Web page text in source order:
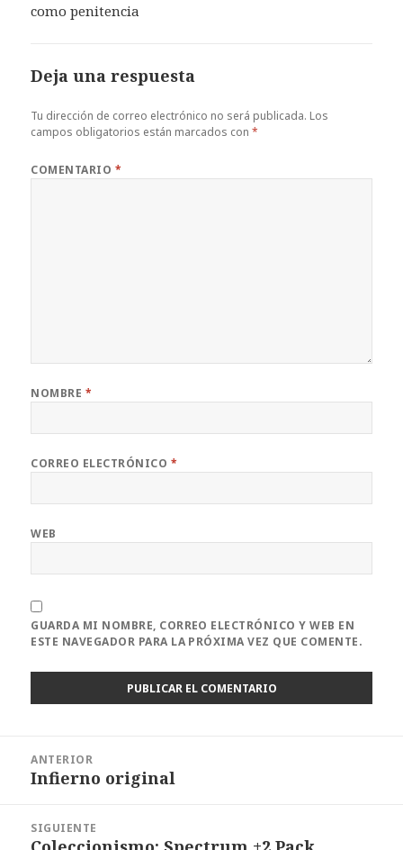
como penitencia
Deja una respuesta
Tu dirección de correo electrónico no será publicada. Los
campos obligatorios están marcados con*
COMENTARIO *
NOMBRE *
CORREO ELECTRÓNICO *
WEB
GUARDA MI NOMBRE, CORREO ELECTRÓNICO Y WEB EN
ESTE NAVEGADOR PARA LA PRÓXIMA VEZ QUE COMENTE.
entradas
ANTERIOR
Entrada
Infierno original
SIGUIENTE